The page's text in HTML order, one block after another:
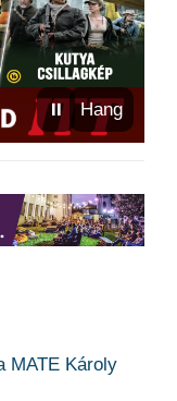
⏸ Hang
MATE Károly